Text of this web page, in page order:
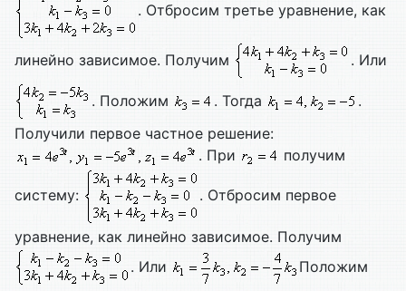
. Отбросим третье уравнение, как
линейно зависимое. Получим . Или
. Положим . Тогда
.
Получили первое частное решение:
. При
получим
систему: . Отбросим первое
уравнение, как линейно зависимое. Получим
. Или
Положим